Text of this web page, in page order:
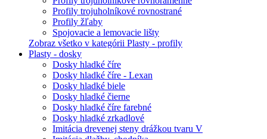
Profily trojuholníkové rovnostrané
Profily žľaby
Spojovacie a lemovacie lišty
Zobraz všetko v kategórii Plasty - profily
Plasty - dosky
Dosky hladké číre
Dosky hladké číre - Lexan
Dosky hladké biele
Dosky hladké čierne
Dosky hladké číre farebné
Dosky hladké zrkadlové
Imitácia drevenej steny drážkou tvaru V